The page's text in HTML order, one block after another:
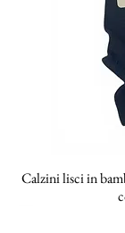
Calzini lisci in